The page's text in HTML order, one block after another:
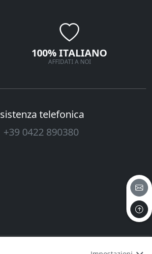
100% ITALIANO
AFFIDATI A NOI
telefonica
+39 0422 890380